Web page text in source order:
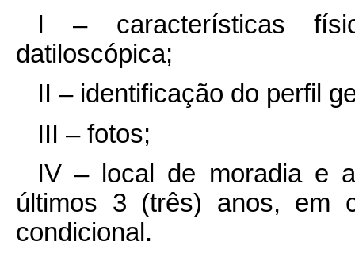
I – características
datiloscópica;
II – identificação do perfil
III – fotos;
IV – local de moradia e
últimos 3 (três) anos, em
condicional.